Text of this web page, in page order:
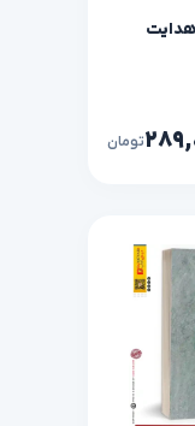
هدایت
تومان